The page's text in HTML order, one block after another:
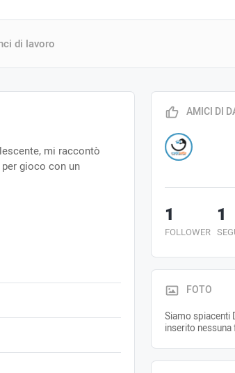
di lavoro
mi raccontò
gioco con un
AMICI DI
FOLLOWER
1 1
FOTO
Siamo spiacenti
inserito